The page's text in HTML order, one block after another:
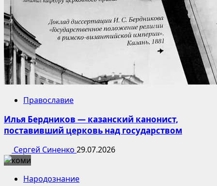
Православие
Илья Бердников — казанский канонист,
поставивший церковь над государством
Сергей Синенко 29.07.2026
Народознание